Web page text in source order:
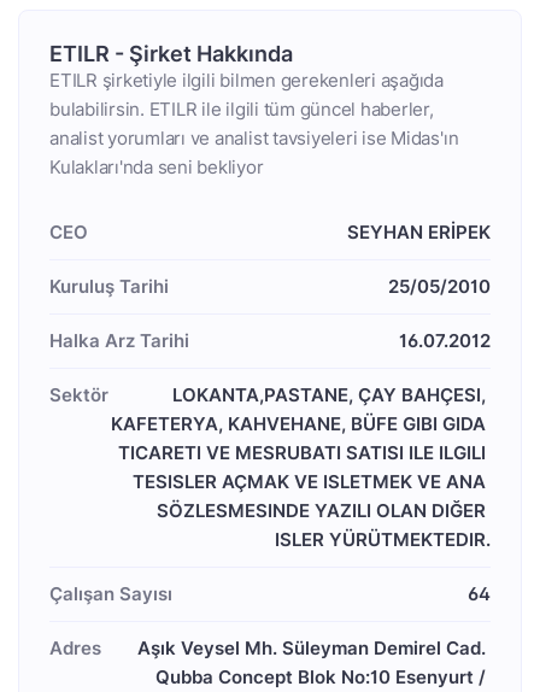
ETILR - Şirket Hakkında
ETILR şirketiyle ilgili bilmen gerekenleri aşağıda
bulabilirsin. ETILR ile ilgili tüm güncel haberler,
analist yorumları ve analist tavsiyeleri ise Midas'ın
Kulakları'nda seni bekliyor
CEO SEYHAN ERİPEK
Kuruluş Tarihi 25/05/2010
Halka Arz Tarihi 16.07.2012
Sektör
LOKANTA,PASTANE, ÇAY BAHÇESI,
KAFETERYA, KAHVEHANE, BÜFE GIBI GIDA
TICARETI VE MESRUBATI SATISI ILE ILGILI
TESISLER AÇMAK VE ISLETMEK VE ANA
SÖZLESMESINDE YAZILI OLAN DIĞER
ISLER YÜRÜTMEKTEDIR.
Çalışan Sayısı 64
Adres
Aşık Veysel Mh. Süleyman Demirel Cad.
Qubba Concept Blok No:10 Esenyurt /